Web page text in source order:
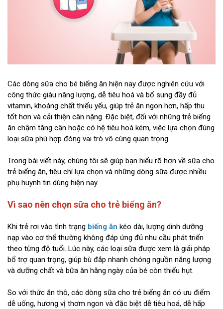
Các dòng sữa cho bé biếng ăn hiện nay được nghiên cứu với
công thức giàu năng lượng, dễ tiêu hoá và bổ sung đầy đủ
vitamin, khoáng chất thiếu yếu, giúp trẻ ăn ngon hơn, hấp thu
tốt hơn và cải thiện cân nặng. Đặc biệt, đối với những trẻ biếng
ăn chậm tăng cân hoặc có hệ tiêu hoá kém, việc lựa chọn đúng
loại sữa phù hợp đóng vai trò vô cùng quan trọng.
Trong bài viết này, chúng tôi sẽ giúp bạn hiểu rõ hơn về sữa cho
trẻ biếng ăn, tiêu chí lựa chọn và những dòng sữa được nhiều
phụ huynh tin dùng hiện nay.
Vì sao nên chọn sữa cho trẻ biếng ăn?
Khi trẻ rơi vào tình trạng biếng ăn kéo dài, lượng dinh dưỡng
nạp vào cơ thể thường không đáp ứng đủ nhu cầu phát triển
theo từng độ tuổi. Lúc này, các loại sữa được xem là giải pháp
bổ trợ quan trọng, giúp bù đắp nhanh chóng nguồn năng lượng
và dưỡng chất và bữa ăn hằng ngày của bé còn thiếu hụt.
So với thức ăn thô, các dòng sữa cho trẻ biếng ăn có ưu điểm
dễ uống, hương vị thơm ngon và đặc biệt dễ tiêu hoá, dễ hấp